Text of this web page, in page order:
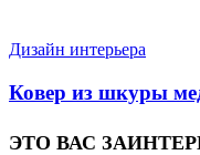
Дизайн интерьера
Ковер из шкуры
ЭТО ВАС